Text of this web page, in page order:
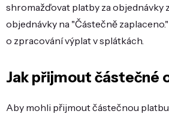
shromažďovat platby za objednávky
objednávky na "Částečně
o zpracování výplat v splátkách.
Jak přijmout částečné
Aby mohli přijmout částečnou